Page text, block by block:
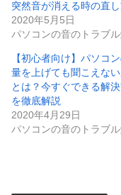
突然音が消える時の直
2020年5月5日
パソコンの音のトラブ
【初心者向け】パソコ
量を上げても聞こえな
とは？今すぐできる解
を徹底解説
2020年4月29日
パソコンの音のトラブ